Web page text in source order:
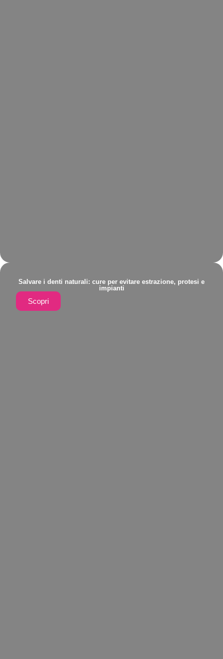
Salvare i denti naturali: cure per evitare estrazione, protesi e
impianti
Scopri